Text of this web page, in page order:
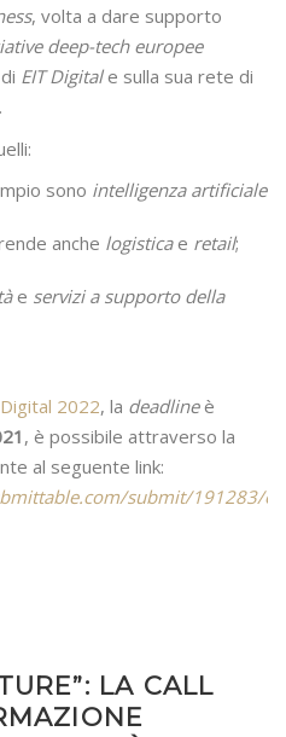
, volta a dare supporto
deep-tech europee
EIT Digitale sulla sua rete di
sono intelligenza artificiale
anche logisticae retail;
e servizi a supporto della
2022, la deadlineè
, è possibile attraverso la
al seguente link:
submit/191283/
LA CALL